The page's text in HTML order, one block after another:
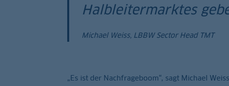
Halbleitermarktes
Michael Weiss, LBBW Sector Head TMT
„Es ist der Nachfrageboom“, sagt Michael